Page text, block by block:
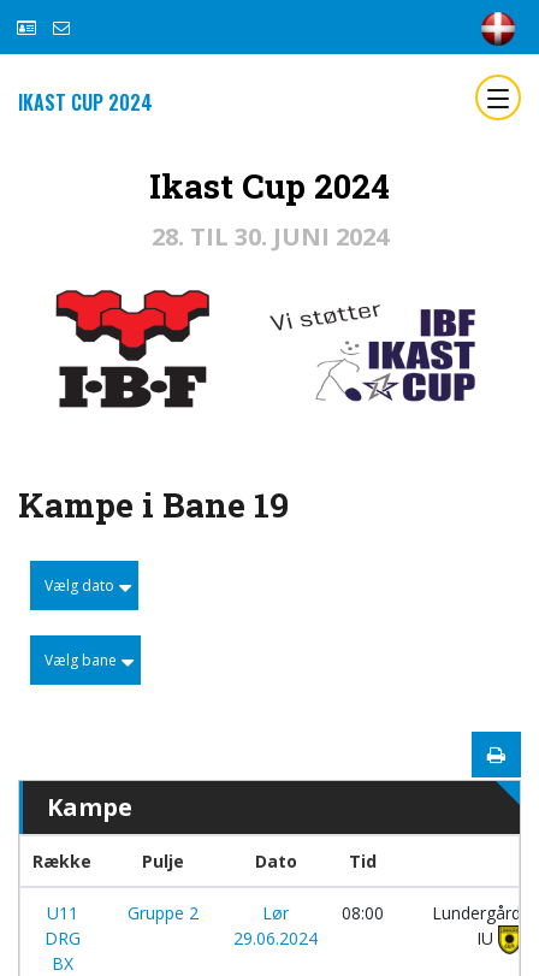
IKAST CUP 2024
Ikast Cup 2024
28. TIL 30. JUNI 2024
Kampe i Bane 19
Vælg dato
Vælg bane
Kampe
Række Pulje Dato Tid
U11
DRG
BX
Gruppe 2
Lør
29.06.2024
08:00
Lundergård
IU